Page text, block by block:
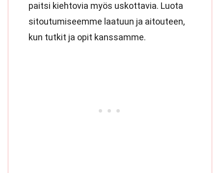
paitsi kiehtovia myös uskottavia. Luota
sitoutumiseemme laatuun ja aitouteen,
kun tutkit ja opit kanssamme.